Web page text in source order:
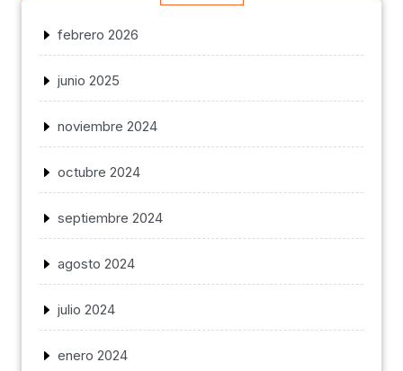
febrero 2026
junio 2025
noviembre 2024
octubre 2024
septiembre 2024
agosto 2024
julio 2024
enero 2024